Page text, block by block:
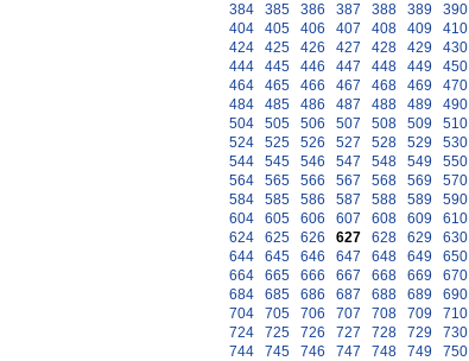
384
385 386 387 388 389 390
404
405 406 407 408 409 410
424
425 426 427 428 429 430
444
445 446 447 448 449 450
464
465 466 467 468 469 470
484
485 486 487 488 489 490
504
505 506 507 508 509 510
524
525 526 527 528 529 530
544
545 546 547 548 549 550
564
565 566 567 568 569 570
584
585 586 587 588 589 590
604
605 606 607 608 609 610
624
625 626 627 628 629 630
644
645 646 647 648 649 650
664
665 666 667 668 669 670
684
685 686 687 688 689 690
704
705 706 707 708 709 710
724
725 726 727 728 729 730
744
745 746 747 748 749 750